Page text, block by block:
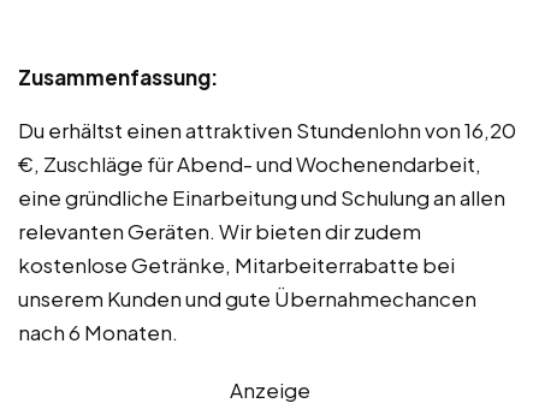
Zusammenfassung:
Du erhältst einen attraktiven Stundenlohn von 16,20
€, Zuschläge für Abend- und Wochenendarbeit,
eine gründliche Einarbeitung und Schulung an allen
relevanten Geräten. Wir bieten dir zudem
kostenlose Getränke, Mitarbeiterrabatte bei
unserem Kunden und gute Übernahmechancen
nach 6 Monaten.
Anzeige